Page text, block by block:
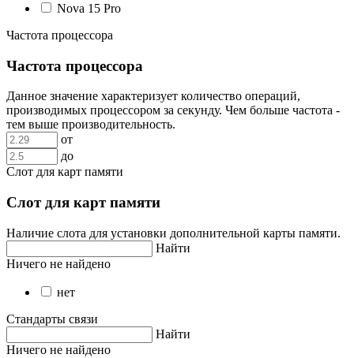
Nova 15 Pro
Частота процессора
Частота процессора
Данное значение характеризует количество операций,
производимых процессором за секунду. Чем больше частота -
тем выше производительность.
от
до
Слот для карт памяти
Слот для карт памяти
Наличие слота для установки дополнительной карты памяти.
Найти
Ничего не найдено
нет
Стандарты связи
Найти
Ничего не найдено